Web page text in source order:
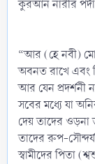
কুরআন নারীর
“আর (হে নবী)
অবনত রাখে এবং
আর যেন প্রদর্শনী
সবের মধ্যে যা
দেয় তাদের
তাদের রুপ-
স্বামীদের পিতা